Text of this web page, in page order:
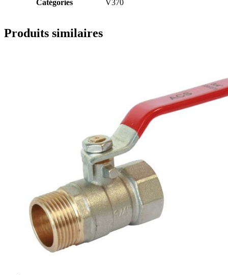
Catégories V370
Produits similaires